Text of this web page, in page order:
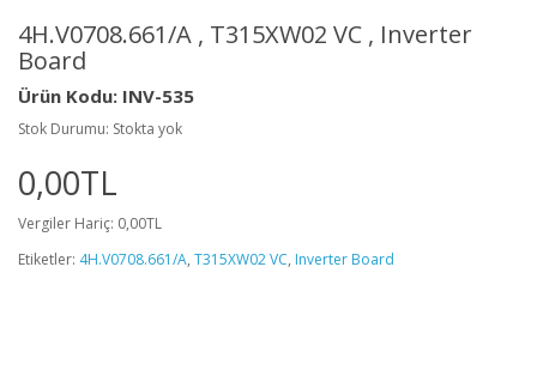
4H.V0708.661/A , T315XW02 VC , Inverter
Board
Ürün Kodu: INV-535
Stok Durumu: Stokta yok
0,00TL
Vergiler Hariç: 0,00TL
Etiketler: 4H.V0708.661/A, T315XW02 VC, Inverter Board